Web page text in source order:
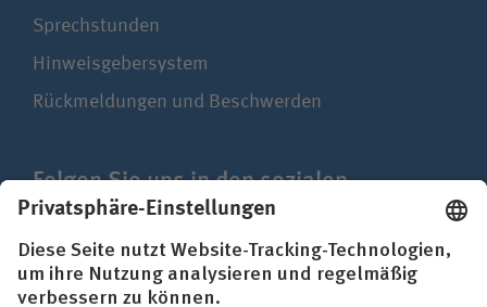
Sprechstunden
Hinweisgebersystem
Rückmeldungen und Beschwerden
Folgen Sie uns in den sozialen
Netzwerken